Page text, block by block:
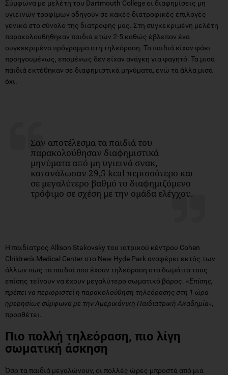
Σύμφωνα με μελέτη του Dartmouth College οι διαφημίσεις μη
υγιεινών τροφίμων οδηγούν σε κακές διατροφικές επιλογές
γενικά στο σύνολο της διατροφής μας. Στη συγκεκριμένη μελέτη
παρακολουθήθηκαν παιδιά ετών 2-5 καθώς έβλεπαν ένα
συγκεκριμένο πρόγραμμα στη τηλεόραση. Τα παιδιά είχαν φάει
προηγουμένως, επομένως δεν είχαν ανάγκη για φαγητό. Τα μισά
παιδιά εκτέθηκαν σε διαφημιστικά μηνύματα, ενώ τα άλλα μισά
όχι.
Σαν αποτέλεσμα τα παιδιά του
παρακολούθησαν διαφημιστικά
μηνύματα από μη υγιεινά σνακ,
κατανάλωσαν 29,5 kcal περισσότερο και
σε μεγαλύτερο βαθμό το διαφημιζόμενο
τρόφιμο σε σχέση με την ομάδα ελέγχου.
Η παιδίατρος Allison Stakovsky του ιατρικού κέντρου Cohen
Children's Medical Center στο New Hyde Park αναφέρει εκτός των
άλλων πως τα παιδιά που έχουν τηλεόραση στο δωμάτιο τους
επίσης τείνουν να έχουν μεγαλύτερο σωματικό βάρος. «Επίσης,
πρέπει να περιοριστεί η παρακολούθηση τηλεόρασης στη 1 ώρα
ημερησίως σύμφωνα με την Αμερικάνικη Παιδιατρική Ακαδημία»,
προσθέτει.
Πιο πολλή τηλεόραση, πιο λίγη
σωματική άσκηση
Όσο τα παιδιά μεγαλώνουν, οι πολλές ώρες μπροστά από μια